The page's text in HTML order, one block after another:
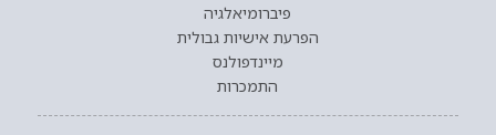
פיברומיאלגיה
הפרעת אישיות גבולית
מיינדפולנס
התמכרות